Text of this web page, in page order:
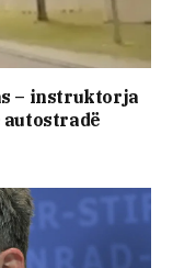
– instruktorja